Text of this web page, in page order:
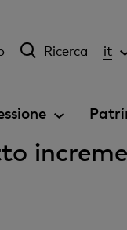
Ricerca it